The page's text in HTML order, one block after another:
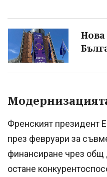
Нова
Френският президент
през февруари за
финансиране чрез
остане